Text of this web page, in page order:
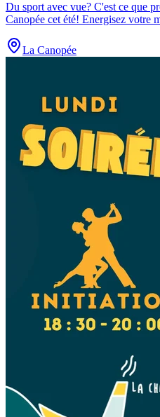
Du sport avec vue? C'est ce que
Canopée cet été! Energisez votre
La Canopée